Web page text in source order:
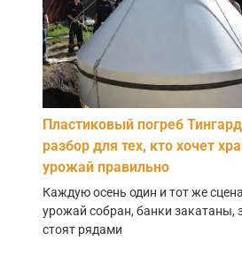
Пластиковый погреб
разбор для тех, кто хочет
урожай правильно
Каждую осень один и тот же
урожай собран, банки закатаны,
стоят рядами